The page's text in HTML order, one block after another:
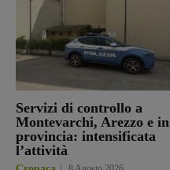
Servizi di controllo a
Montevarchi, Arezzo e in
provincia: intensificata
l’attività